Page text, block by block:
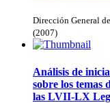
Dirección General
(2007)
Análisis de
sobre los temas
las LVII-LX